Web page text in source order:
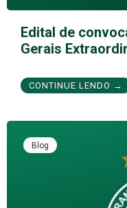
Edital de
Gerais
CONTINUE LENDO →
Blog